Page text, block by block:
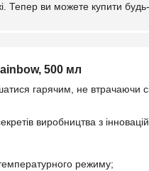
Тепер ви можете купити
500 мл
гарячим, не втрачаючи
виробництва з
режиму;